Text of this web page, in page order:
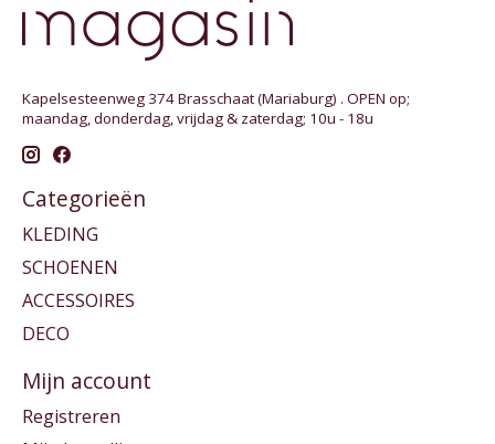
Kapelsesteenweg 374 Brasschaat (Mariaburg) . OPEN op;
maandag, donderdag, vrijdag & zaterdag; 10u - 18u
Categorieën
KLEDING
SCHOENEN
ACCESSOIRES
DECO
Mijn account
Registreren